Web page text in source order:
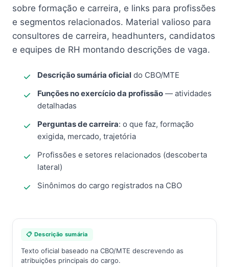
sobre formação e carreira, e links para profissões
e segmentos relacionados. Material valioso para
consultores de carreira, headhunters, candidatos
e equipes de RH montando descrições de vaga.
Descrição sumária oficial do CBO/MTE
Funções no exercício da profissão — atividades
detalhadas
Perguntas de carreira: o que faz, formação
exigida, mercado, trajetória
Profissões e setores relacionados (descoberta
lateral)
Sinônimos do cargo registrados na CBO
📋 Descrição sumária
Texto oficial baseado na CBO/MTE descrevendo as
atribuições principais do cargo.